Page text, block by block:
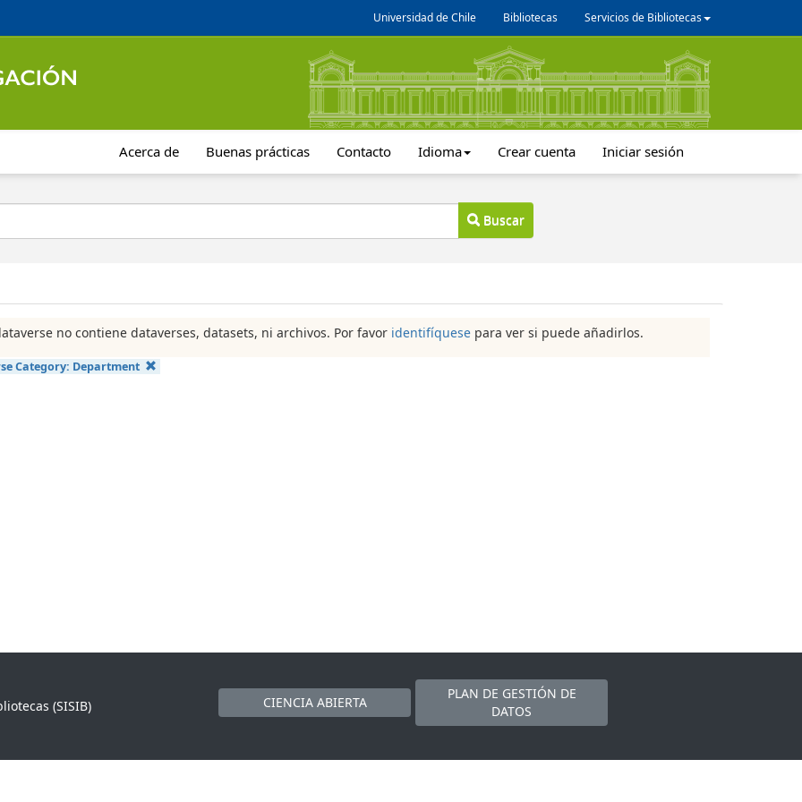
Universidad de Chile Bibliotecas Servicios de Bibliotecas
Acerca de Buenas prácticas Contacto Idioma Crear cuenta Iniciar sesión
Buscar
no contiene dataverses, datasets, ni archivos. Por favor identifíquese para ver si puede añadirlos.
Category: Department
(SISIB)
CIENCIA ABIERTA
PLAN DE GESTIÓN DE
DATOS